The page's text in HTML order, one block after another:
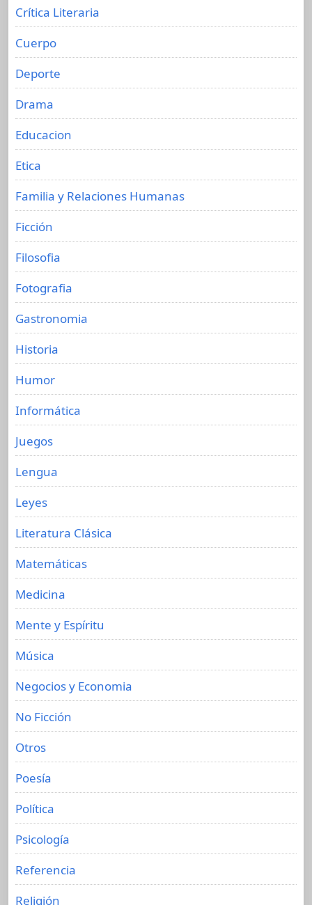
Crítica Literaria
Cuerpo
Deporte
Drama
Educacion
Etica
Familia y Relaciones Humanas
Ficción
Filosofia
Fotografia
Gastronomia
Historia
Humor
Informática
Juegos
Lengua
Leyes
Literatura Clásica
Matemáticas
Medicina
Mente y Espíritu
Música
Negocios y Economia
No Ficción
Otros
Poesía
Política
Psicología
Referencia
Religión